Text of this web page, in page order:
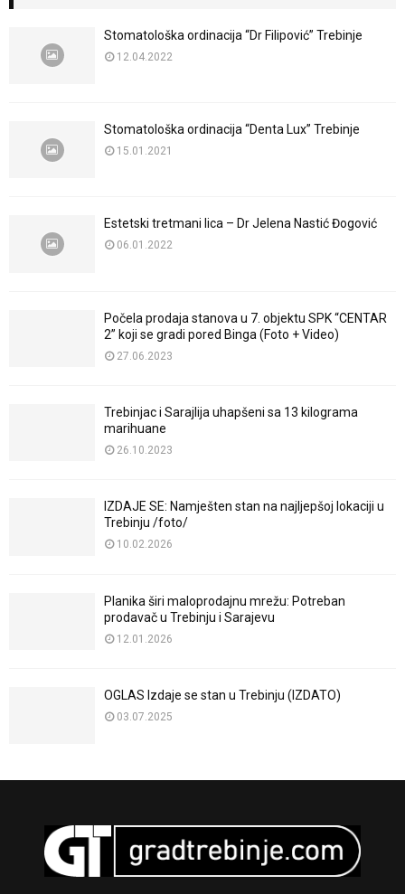
Stomatološka ordinacija “Dr Filipović” Trebinje
12.04.2022
Stomatološka ordinacija “Denta Lux” Trebinje
15.01.2021
Estetski tretmani lica – Dr Jelena Nastić Đogović
06.01.2022
Počela prodaja stanova u 7. objektu SPK “CENTAR
2” koji se gradi pored Binga (Foto + Video)
27.06.2023
Trebinjac i Sarajlija uhapšeni sa 13 kilograma
marihuane
26.10.2023
IZDAJE SE: Namješten stan na najljepšoj lokaciji u
Trebinju /foto/
10.02.2026
Planika širi maloprodajnu mrežu: Potreban
prodavač u Trebinju i Sarajevu
12.01.2026
OGLAS Izdaje se stan u Trebinju (IZDATO)
03.07.2025